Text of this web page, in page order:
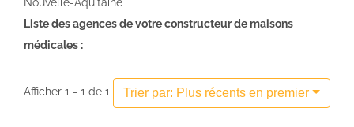
Liste des agences de votre constructeur de maisons
médicales :
Afficher 1 - 1 de 1 Trier par: Plus récents en premier